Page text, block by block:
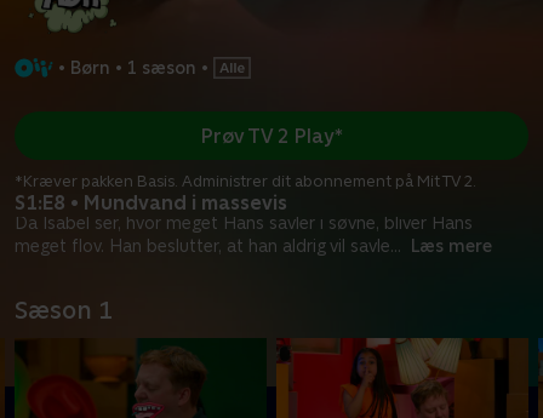
• Børn • 1 sæson •
S1:E8 • Mundvand i massevis
Da Isabel ser, hvor meget Hans savler i søvne, bliver Hans
meget flov. Han beslutter, at han aldrig vil savle... Læs mere
Prøv TV 2 Play*
*Kræver pakken Basis. Administrer dit abonnement på Mit TV 2.
Sæson 1